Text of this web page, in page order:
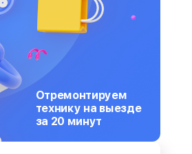
Отремонтируем
технику на выезде
за 20 минут